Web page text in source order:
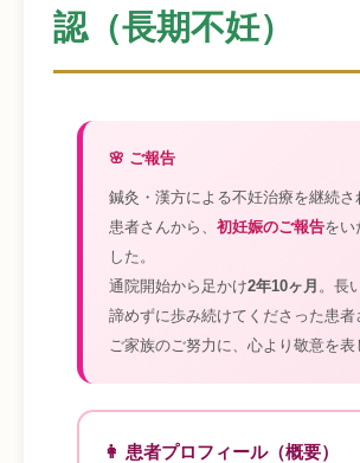
認（長期不妊）
🌸 ご報告
鍼灸・漢方による不妊治療を継続さ
患者さんから、 初妊娠のご報告をい
した。
通院開始から足かけ2年10ヶ月 。長
諦めずに歩み続けてくださった患者
ご家族のご努力に、心より敬意を表
👩 患者プロフィール（概要）